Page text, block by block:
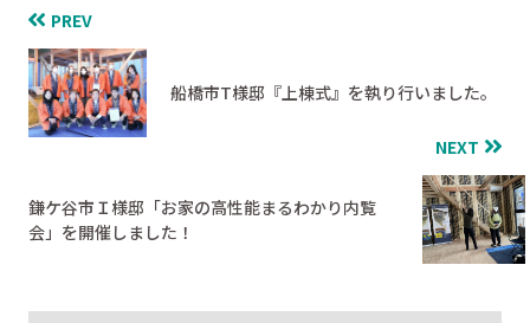
PREV
船橋市T様邸『上棟式』を執り行いました。
NEXT
鎌ケ谷市Ｉ様邸「お家の高性能まるわかり内覧
会」を開催しました！